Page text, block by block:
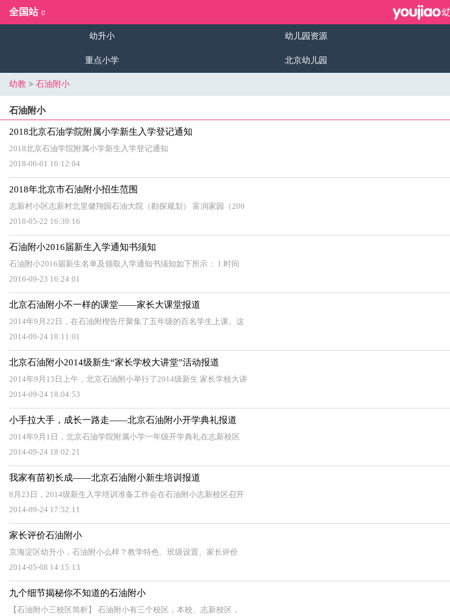
全国站
幼升小 幼儿园资源
重点小学 北京幼儿园
幼教 > 石油附小
石油附小
2018北京石油学院附属小学新生入学登记通知
2018北京石油学院附属小学新生入学登记通知
2018-06-01 16:12:04
2018年北京市石油附小招生范围
志新村小区志新村北里健翔园石油大院（勘探规划） 富润家园（200
2018-05-22 16:39:16
石油附小2016届新生入学通知书须知
石油附小2016届新生名单及领取入学通知书须知如下所示： 1.时间
2016-09-23 16:24:01
北京石油附小不一样的课堂——家长大课堂报道
2014年9月22日，在石油附楔告厅聚集了五年级的百名学生上课。这
2014-09-24 18:11:01
北京石油附小2014级新生“家长学校大讲堂”活动报道
2014年9月13日上午，北京石油附小举行了2014级新生 家长学校大讲
2014-09-24 18:04:53
小手拉大手，成长一路走——北京石油附小开学典礼报道
2014年9月1日，北京石油学院附属小学一年级开学典礼在志新校区
2014-09-24 18:02:21
我家有苗初长成——北京石油附小新生培训报道
8月23日，2014级新生入学培训准备工作会在石油附小志新校区召开
2014-09-24 17:52:11
家长评价石油附小
京海淀区幼升小，石油附小么样？教学特色、班级设置、家长评价
2014-05-08 14:15:13
九个细节揭秘你不知道的石油附小
【石油附小三校区简析】 石油附小有三个校区，本校、志新校区，